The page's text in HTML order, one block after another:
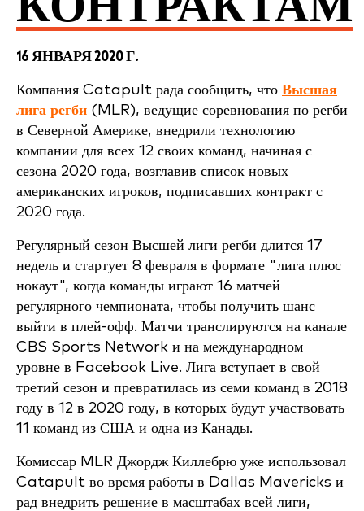
16 ЯНВАРЯ 2020 Г.
Компания Catapult рада сообщить, что Высшая
лига регби (MLR), ведущие соревнования по регби
в Северной Америке, внедрили технологию
компании для всех 12 своих команд, начиная с
сезона 2020 года, возглавив список новых
американских игроков, подписавших контракт с
2020 года.
Регулярный сезон Высшей лиги регби длится 17
недель и стартует 8 февраля в формате "лига плюс
нокаут", когда команды играют 16 матчей
регулярного чемпионата, чтобы получить шанс
выйти в плей-офф. Матчи транслируются на канале
CBS Sports Network и на международном
уровне в Facebook Live. Лига вступает в свой
третий сезон и превратилась из семи команд в 2018
году в 12 в 2020 году, в которых будут участвовать
11 команд из США и одна из Канады.
Комиссар MLR Джордж Киллебрю уже использовал
Catapult во время работы в Dallas Mavericks и
рад внедрить решение в масштабах всей лиги,